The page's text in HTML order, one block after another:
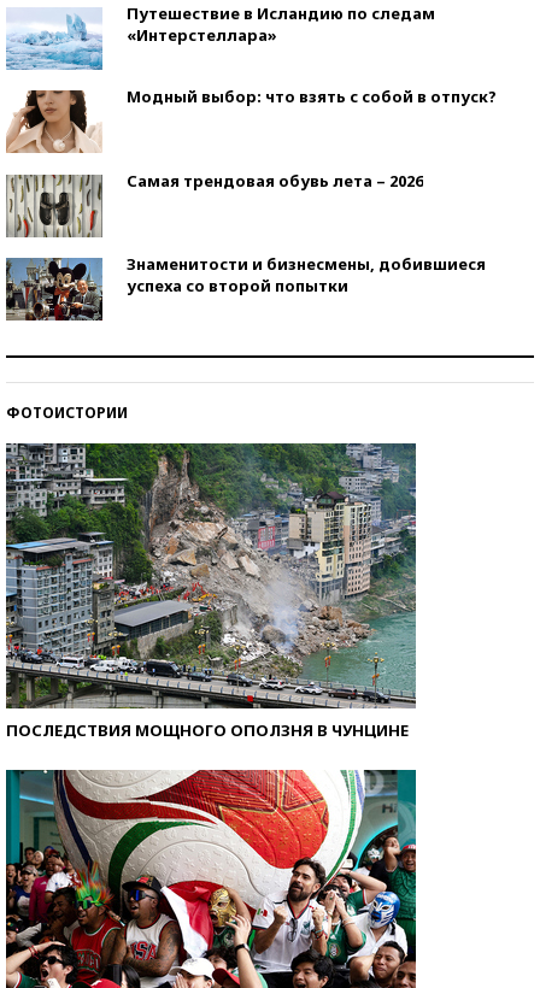
Путешествие в Исландию по следам
«Интерстеллара»
Модный выбор: что взять с собой в отпуск?
Самая трендовая обувь лета – 2026
Знаменитости и бизнесмены, добившиеся
успеха со второй попытки
ФОТОИСТОРИИ
ПОСЛЕДСТВИЯ МОЩНОГО ОПОЛЗНЯ В ЧУНЦИНЕ